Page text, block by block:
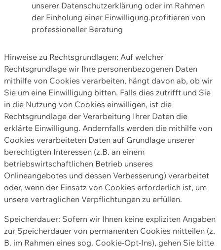
unserer Datenschutzerklärung oder im Rahmen
der Einholung einer Einwilligung.profitieren von
professioneller Beratung
Hinweise zu Rechtsgrundlagen: Auf welcher
Rechtsgrundlage wir Ihre personenbezogenen Daten
mithilfe von Cookies verarbeiten, hängt davon ab, ob wir
Sie um eine Einwilligung bitten. Falls dies zutrifft und Sie
in die Nutzung von Cookies einwilligen, ist die
Rechtsgrundlage der Verarbeitung Ihrer Daten die
erklärte Einwilligung. Andernfalls werden die mithilfe von
Cookies verarbeiteten Daten auf Grundlage unserer
berechtigten Interessen (z.B. an einem
betriebswirtschaftlichen Betrieb unseres
Onlineangebotes und dessen Verbesserung) verarbeitet
oder, wenn der Einsatz von Cookies erforderlich ist, um
unsere vertraglichen Verpflichtungen zu erfüllen.
Speicherdauer: Sofern wir Ihnen keine expliziten Angaben
zur Speicherdauer von permanenten Cookies mitteilen (z.
B. im Rahmen eines sog. Cookie-Opt-Ins), gehen Sie bitte